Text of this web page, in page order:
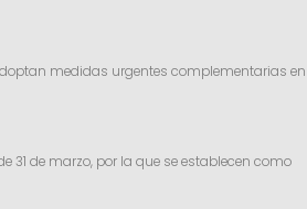
adoptan medidas urgentes complementarias en
31 de marzo, por la que se establecen como